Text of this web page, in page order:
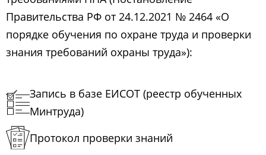
Правительства РФ от 24.12.2021 № 2464 «О
порядке обучения по охране труда и проверки
знания требований охраны труда»):
Запись в базе ЕИСОТ (реестр обученных
Минтруда)
Протокол проверки знаний